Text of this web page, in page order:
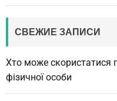
СВЕЖИЕ ЗАПИСИ
Хто може скористатися
фізичної особи